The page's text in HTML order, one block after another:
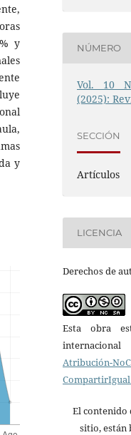
y
y
NÚMERO
Vol. 10
(2025):
SECCIÓN
Artículos
LICENCIA
Derechos de
Esta obra
internacional
Atribución-
CompartirIgual
El contenido
sitio, están